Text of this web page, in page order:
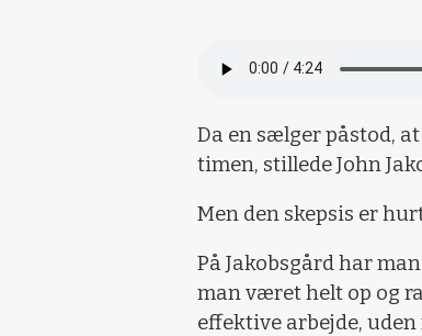
Da en sælger påstod,
timen, stillede John
Men den skepsis er
På Jakobsgård har
man været helt op og
effektive arbejde,